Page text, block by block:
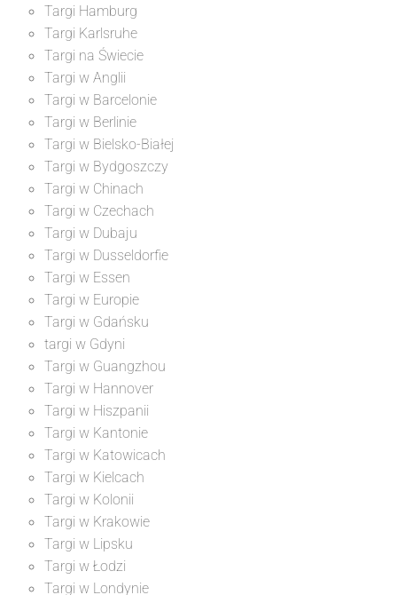
Targi Hamburg
Targi Karlsruhe
Targi na Świecie
Targi w Anglii
Targi w Barcelonie
Targi w Berlinie
Targi w Bielsko-Białej
Targi w Bydgoszczy
Targi w Chinach
Targi w Czechach
Targi w Dubaju
Targi w Dusseldorfie
Targi w Essen
Targi w Europie
Targi w Gdańsku
targi w Gdyni
Targi w Guangzhou
Targi w Hannover
Targi w Hiszpanii
Targi w Kantonie
Targi w Katowicach
Targi w Kielcach
Targi w Kolonii
Targi w Krakowie
Targi w Lipsku
Targi w Łodzi
Targi w Londynie